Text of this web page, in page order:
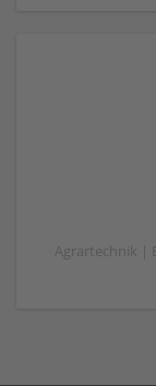
Agrartechnik |